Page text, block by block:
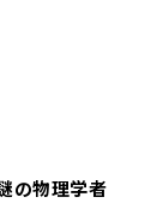
の物理学者